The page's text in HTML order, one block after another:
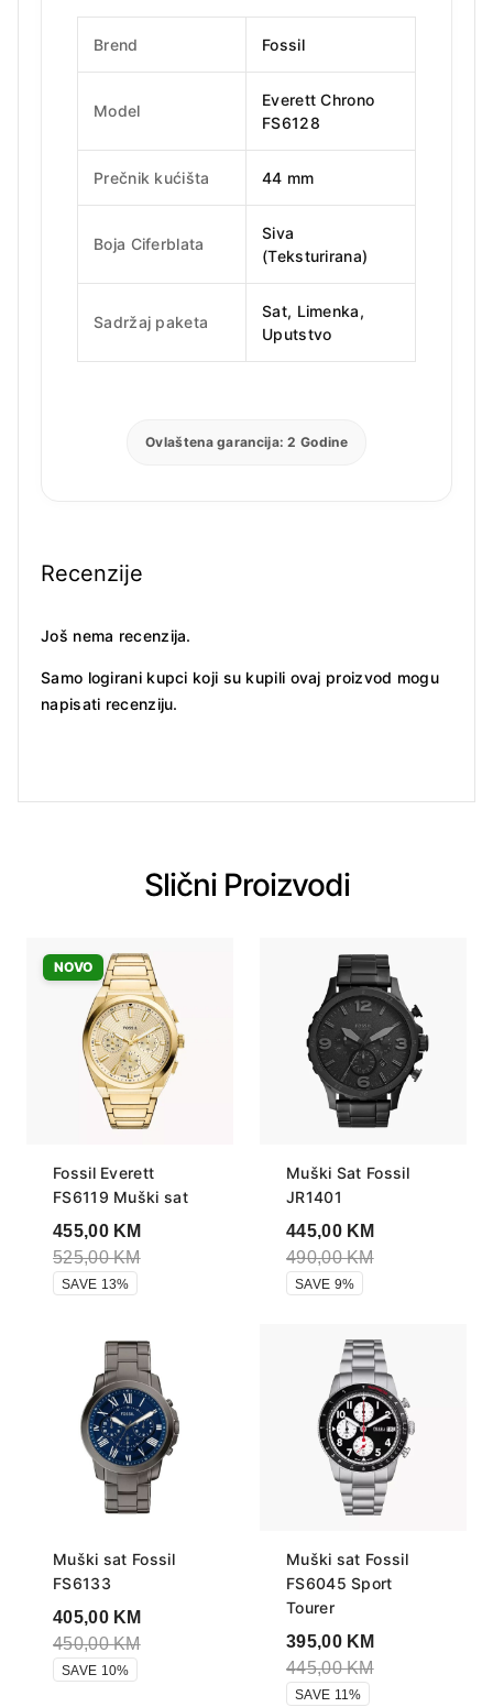
Brend Fossil
Model
Everett Chrono
FS6128
Prečnik kućišta 44 mm
Boja Ciferblata
Siva
(Teksturirana)
Sadržaj paketa
Sat, Limenka,
Uputstvo
Ovlaštena garancija: 2 Godine
Recenzije
Još nema recenzija.
Samo logirani kupci koji su kupili ovaj proizvod mogu
napisati recenziju.
Slični Proizvodi
NOVO
Fossil Everett
FS6119 Muški sat
455,00 KM
525,00KM
SAVE 13%
Muški Sat Fossil
JR1401
445,00 KM
490,00KM
SAVE 9%
Muški sat Fossil
FS6133
405,00 KM
450,00KM
SAVE 10%
Muški sat Fossil
FS6045 Sport
Tourer
395,00 KM
445,00KM
SAVE 11%